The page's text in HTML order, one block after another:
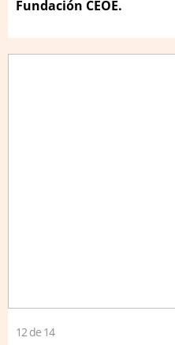
Fundación CEOE.
12 de 14